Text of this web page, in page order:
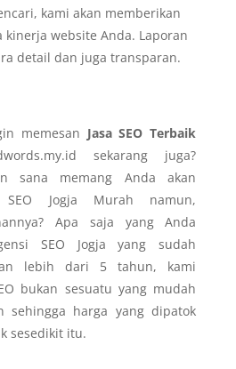
kami akan memberikan
kinerja website Anda. Laporan
detail dan juga transparan.
memesan Jasa SEO Terbaik
sekarang juga?
sana memang Anda akan
SEO Jogja Murah namun,
Apa saja yang Anda
SEO Jogja yang sudah
lebih dari 5 tahun, kami
bukan sesuatu yang mudah
sehingga harga yang dipatok
sesedikit itu.